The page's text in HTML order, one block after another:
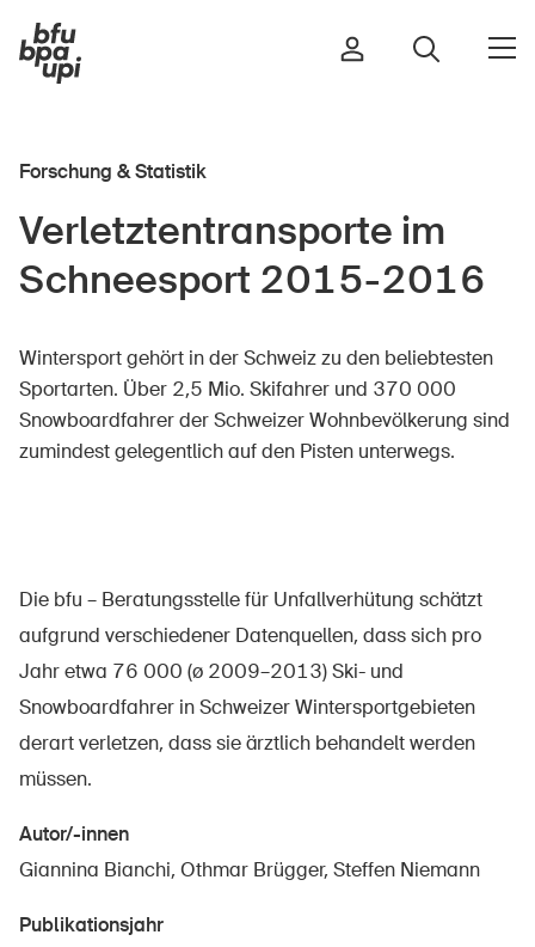
Sport & Bewegung
Zuhause & Garten
In der Kindheit
Im Alter
Über die BFU
Medien
Sinus Plus
Offene Stellen
Forschung & Statistik
Verletztentransporte im
Schneesport 2015-2016
Wintersport gehört in der Schweiz zu den beliebtesten
Sportarten. Über 2,5 Mio. Skifahrer und 370 000
Snowboardfahrer der Schweizer Wohnbevölkerung sind
zumindest gelegentlich auf den Pisten unterwegs.
Die bfu – Beratungsstelle für Unfallverhütung schätzt
aufgrund verschiedener Datenquellen, dass sich pro
Jahr etwa 76 000 (ø 2009–2013) Ski- und
Snowboardfahrer in Schweizer Wintersportgebieten
derart verletzen, dass sie ärztlich behandelt werden
müssen.
Autor/-innen
Giannina Bianchi, Othmar Brügger, Steffen Niemann
Publikationsjahr